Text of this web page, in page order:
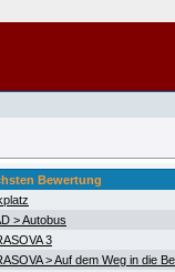
Bewertung
> Autobus
3
> Auf dem Weg in die